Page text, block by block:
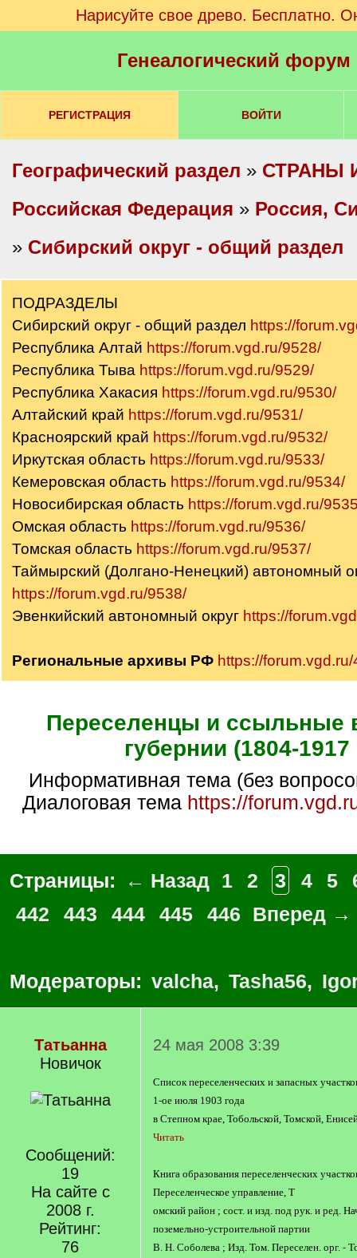
Нарисуйте свое древо. Бесплатно.
Генеалогический
РЕГИСТРАЦИЯ ВОЙТИ
Географический раздел » СТРАНЫ
Российская Федерация » Россия,
» Сибирский округ - общий раздел
ПОДРАЗДЕЛЫ
Сибирский округ - общий раздел https://
Республика Алтай https://forum.vgd.ru/9528/
Республика Тыва https://forum.vgd.ru/9529/
Республика Хакасия https://forum.vgd.ru/9530/
Алтайский край https://forum.vgd.ru/9531/
Красноярский край https://forum.vgd.ru/9532/
Иркутская область https://forum.vgd.ru/9533/
Кемеровская область https://forum.vgd.ru/9534/
Новосибирская область https://forum.vgd.ru/
Омская область https://forum.vgd.ru/9536/
Томская область https://forum.vgd.ru/9537/
Таймырский (Долгано-Ненецкий) автономный
https://forum.vgd.ru/9538/
Эвенкийский автономный округ https://
Региональные архивы РФ https://
Переселенцы и ссыльные
губернии (1804-1917
Информативная тема (без
Диалоговая тема https://
Страницы: ← Назад 1 2 3 4 5
442
443 444 445 446 Вперед →
Модераторы: valcha, Tasha56,
Татьанна
Новичок
Сообщений:
19
На сайте с
2008 г.
Рейтинг:
76
24 мая 2008 3:39
Список переселенческих и запасных
1-ое июля 1903 года
в Степном крае, Тобольской, Томской,
Читать
Книга образования переселенческих
Переселенческое управление, Т
омский район ; сост. и изд. под рук. и ред.
поземельно-устроительной партии
В. Н. Соболева ; Изд. Том. Переселен. орг. -